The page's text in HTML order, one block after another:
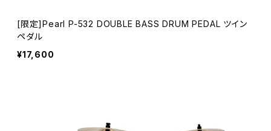
[限定]Pearl P-532 DOUBLE BASS DRUM PEDAL ツイン
ペダル
¥17,600